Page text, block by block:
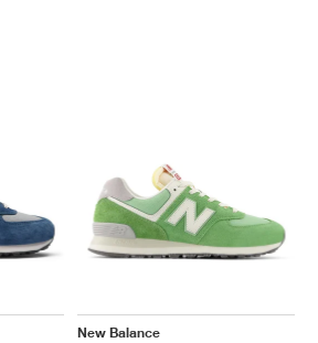
New Balance